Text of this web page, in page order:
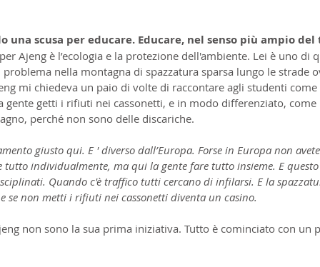
una scusa per educare. Educare, nel senso più ampio
Ajeng è l’ecologia e la protezione dell'ambiente. Lei è uno di
problema nella montagna di spazzatura sparsa lungo le strade
mi chiedeva un paio di volte di raccontare agli studenti
gente getti i rifiuti nei cassonetti, e in modo differenziato,
perché non sono delle discariche.
giusto qui. E ' diverso dall’Europa. Forse in Europa non
individualmente, ma qui la gente fare tutto insieme. E
Quando c'è traffico tutti cercano di infilarsi. E la
se non metti i rifiuti nei cassonetti diventa un casino.
non sono la sua prima iniziativa. Tutto è cominciato con un